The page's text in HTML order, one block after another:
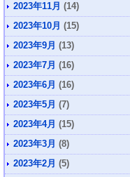
2023年11月 (14)
2023年10月 (15)
2023年9月 (13)
2023年7月 (16)
2023年6月 (16)
2023年5月 (7)
2023年4月 (15)
2023年3月 (8)
2023年2月 (5)